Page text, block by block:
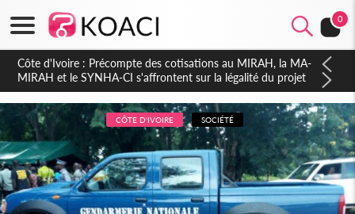
0
Côte d'Ivoire : Indépendance 2026, Thiam plaide pour un
environnement démocratique plus apaisé
CÔTE D'IVOIRE SOCIÉTÉ